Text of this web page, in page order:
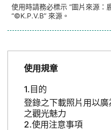
使用時請務必標示 “圖片來源：
“©K.P.V.B” 來源。
使用規章
目的
登錄之下載照片用以
之觀光魅力
使用注意事項